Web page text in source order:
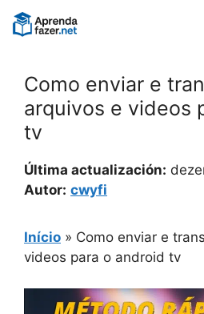
Pular
para
Como enviar e
arquivos e videos
tv
Última actualización:
Autor: cwyfi
Início » Como enviar e
videos para o android tv